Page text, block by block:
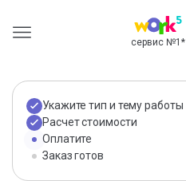
сервис №1 *
Укажите тип и тему работы
Расчет стоимости
Оплатите
Заказ готов